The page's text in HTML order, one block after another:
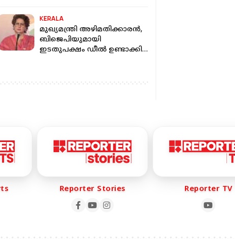
KERALA
മുഖ്യമന്ത്രി അഴിമതിക്കാരൻ,
ബിജെപിയുമായി
ഇടതുപക്ഷം ഡീൽ ഉണ്ടാക്കി:
Reporter Stories Reporter TV